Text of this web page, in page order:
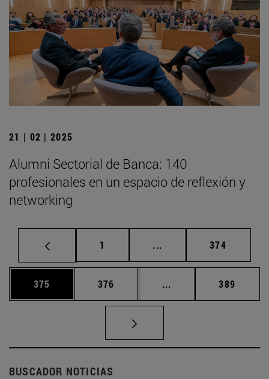
21 | 02 | 2025
Alumni Sectorial de Banca: 140
profesionales en un espacio de reflexión y
networking
Página
1 ... Páginas intermedias
Página
374
Página
375 Página
376 ... Páginas intermedias
Página
389
BUSCADOR NOTICIAS